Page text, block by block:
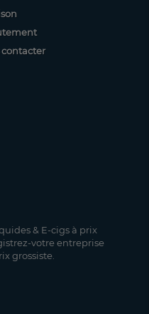
contacter
& E-cigs à prix
votre entreprise
grossiste.